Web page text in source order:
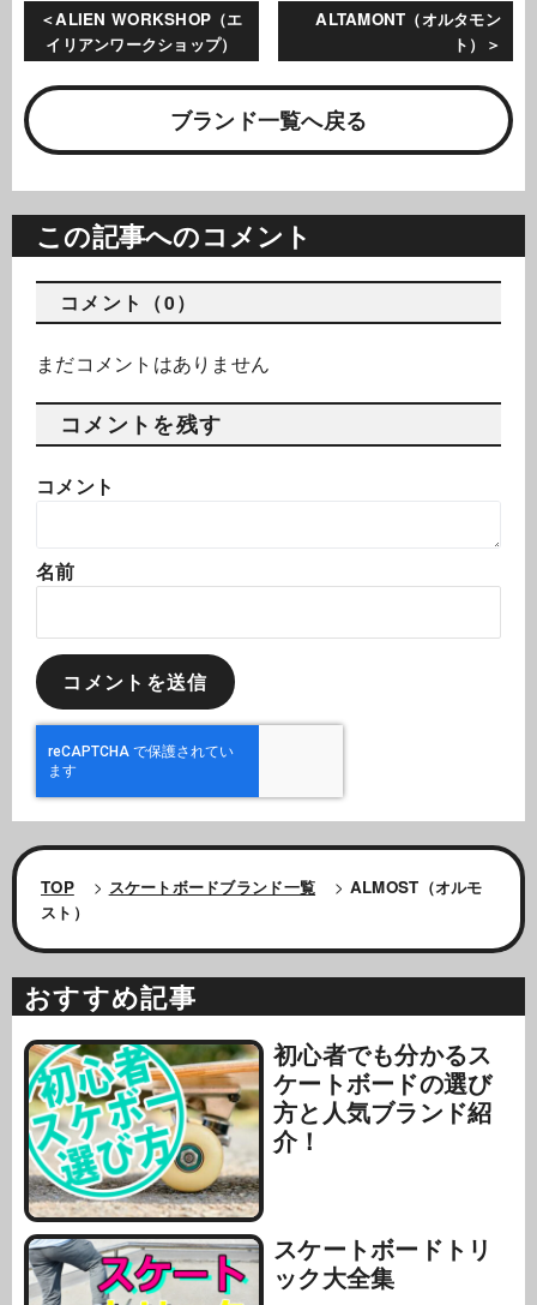
ALTAMONT（オルタモン
ト）
ALIEN WORKSHOP（エ
イリアンワークショップ）
ブランド一覧へ戻る
この記事へのコメント
コメント（0）
まだコメントはありません
コメントを残す
コメント
名前
TOP > スケートボードブランド一覧 > ALMOST（オルモ
スト）
おすすめ記事
初心者でも分かるス
ケートボードの選び
方と人気ブランド紹
介！
スケートボードトリ
ック大全集